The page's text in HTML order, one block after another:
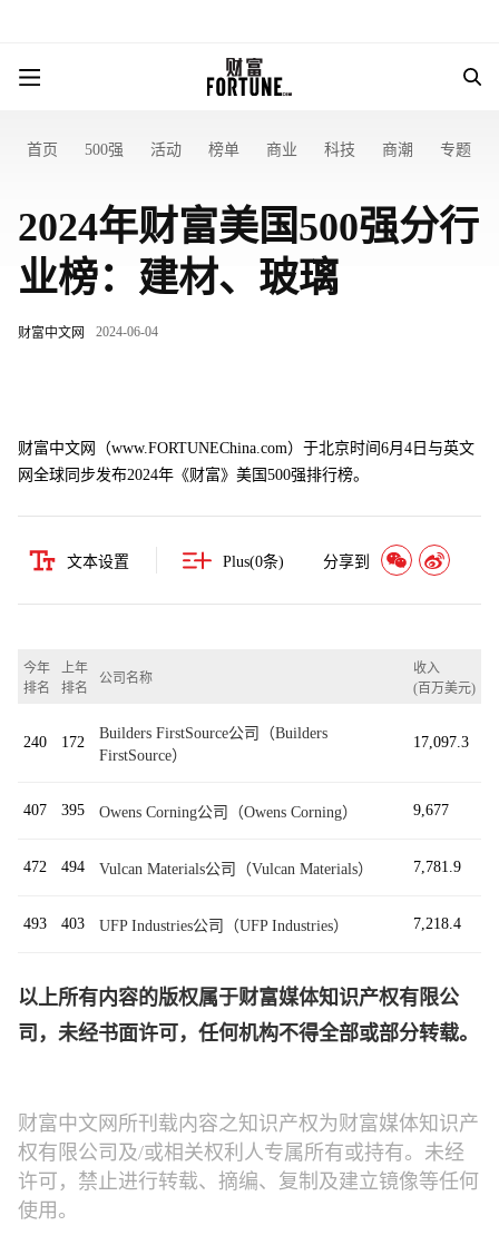
首页 500强 活动 榜单 商业 科技 商潮 专题
2024年财富美国500强分行
业榜：建材、玻璃
财富中文网 2024-06-04
财富中文网（www.FORTUNEChina.com）于北京时间6月4日与英文
网全球同步发布2024年《财富》美国500强排行榜。
文本设置 Plus(0条) 分享到
今年
排名
上年
排名
公司名称
收入
(百万美元)
240 172
Builders FirstSource公司（Builders
FirstSource）
17,097.3
407 395 Owens Corning公司（Owens Corning） 9,677
472 494 Vulcan Materials公司（Vulcan Materials） 7,781.9
493 403 UFP Industries公司（UFP Industries） 7,218.4
以上所有内容的版权属于财富媒体知识产权有限公
司，未经书面许可，任何机构不得全部或部分转载。
财富中文网所刊载内容之知识产权为财富媒体知识产
权有限公司及/或相关权利人专属所有或持有。未经
许可，禁止进行转载、摘编、复制及建立镜像等任何
使用。